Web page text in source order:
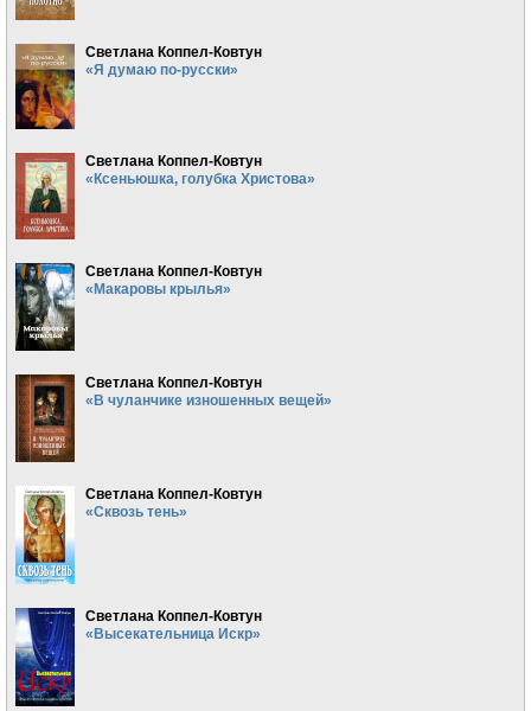
Светлана Коппел-Ковтун
«Я думаю по-русски»
Светлана Коппел-Ковтун
«Ксеньюшка, голубка Христова»
Светлана Коппел-Ковтун
«Макаровы крылья»
Светлана Коппел-Ковтун
«В чуланчике изношенных вещей»
Светлана Коппел-Ковтун
«Сквозь тень»
Светлана Коппел-Ковтун
«Высекательница Искр»